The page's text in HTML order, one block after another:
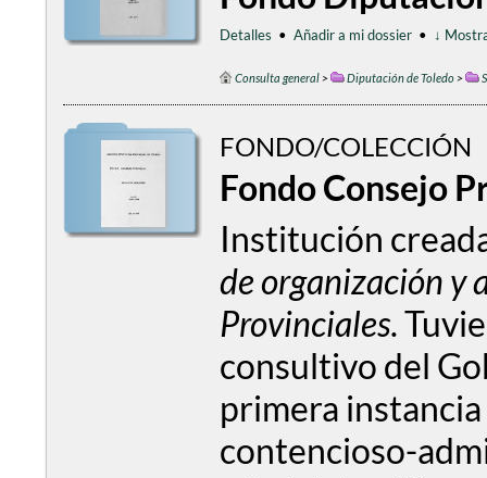
Detalles • Añadir a mi dossier • ↓
Consulta general> Diputación de Toledo>
FONDO/COLECCIÓN
Fondo Consejo
Institución
de organización y
Provinciales.
consultivo del
primera
contencioso-